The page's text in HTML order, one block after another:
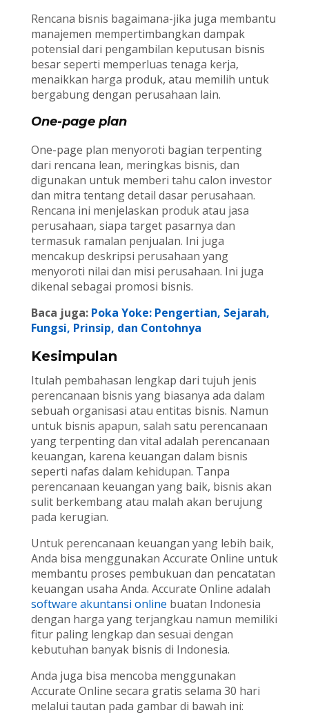
Rencana bisnis bagaimana-jika juga membantu
manajemen mempertimbangkan dampak
potensial dari pengambilan keputusan bisnis
besar seperti memperluas tenaga kerja,
menaikkan harga produk, atau memilih untuk
bergabung dengan perusahaan lain.
One-page plan
One-page plan menyoroti bagian terpenting
dari rencana lean, meringkas bisnis, dan
digunakan untuk memberi tahu calon investor
dan mitra tentang detail dasar perusahaan.
Rencana ini menjelaskan produk atau jasa
perusahaan, siapa target pasarnya dan
termasuk ramalan penjualan. Ini juga
mencakup deskripsi perusahaan yang
menyoroti nilai dan misi perusahaan. Ini juga
dikenal sebagai promosi bisnis.
Baca juga: Poka Yoke: Pengertian, Sejarah,
Fungsi, Prinsip, dan Contohnya
Kesimpulan
Itulah pembahasan lengkap dari tujuh jenis
perencanaan bisnis yang biasanya ada dalam
sebuah organisasi atau entitas bisnis. Namun
untuk bisnis apapun, salah satu perencanaan
yang terpenting dan vital adalah perencanaan
keuangan, karena keuangan dalam bisnis
seperti nafas dalam kehidupan. Tanpa
perencanaan keuangan yang baik, bisnis akan
sulit berkembang atau malah akan berujung
pada kerugian.
Untuk perencanaan keuangan yang lebih baik,
Anda bisa menggunakan Accurate Online untuk
membantu proses pembukuan dan pencatatan
keuangan usaha Anda. Accurate Online adalah
software akuntansi online buatan Indonesia
dengan harga yang terjangkau namun memiliki
fitur paling lengkap dan sesuai dengan
kebutuhan banyak bisnis di Indonesia.
Anda juga bisa mencoba menggunakan
Accurate Online secara gratis selama 30 hari
melalui tautan pada gambar di bawah ini: